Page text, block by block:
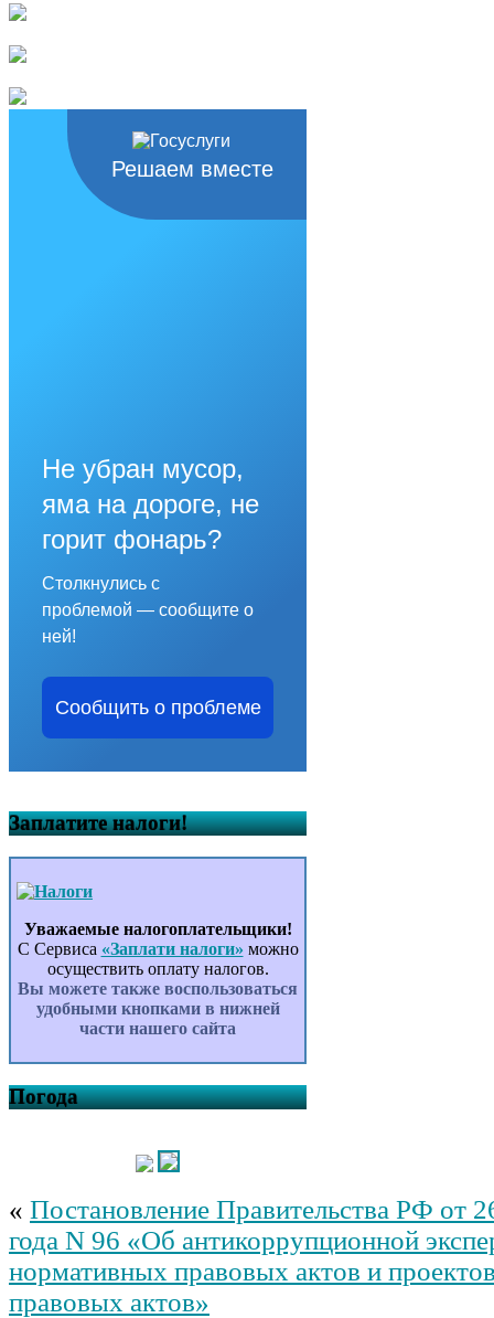
Решаем вместе
Не убран мусор,
яма на дороге, не
горит фонарь?
Столкнулись с
проблемой — сообщите о
ней!
Сообщить о проблеме
Заплатите налоги!
Уважаемые налогоплательщики!
С Сервиса «Заплати налоги» можно
осуществить оплату налогов.
Вы можете также воспользоваться
удобными кнопками в нижней
части нашего сайта
Погода
« Постановление Правительства РФ от
года N 96 «Об антикоррупционной
нормативных правовых актов и
правовых актов»